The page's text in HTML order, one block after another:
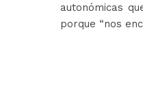
autonómicas
porque “nos